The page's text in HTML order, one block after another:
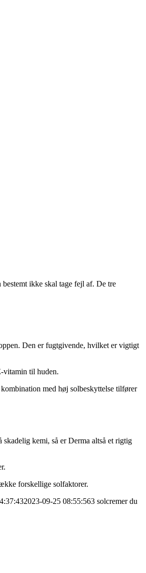
ikke skal tage fejl af. De tre
Den er fugtgivende, hvilket er vigtigt
vitamin til huden.
med høj solbeskyttelse tilfører
kemi, så er Derma altså et rigtig
forskellige solfaktorer.
2023-09-25 08:55:563 solcremer du